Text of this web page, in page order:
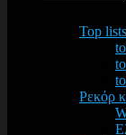
Top
Ρεκόρ